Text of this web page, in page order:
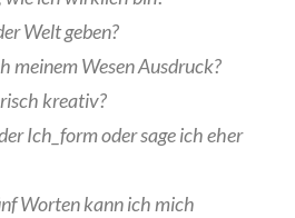
Welt geben?
meinem Wesen Ausdruck?
kreativ?
Ich_form oder sage ich eher
Worten kann ich mich